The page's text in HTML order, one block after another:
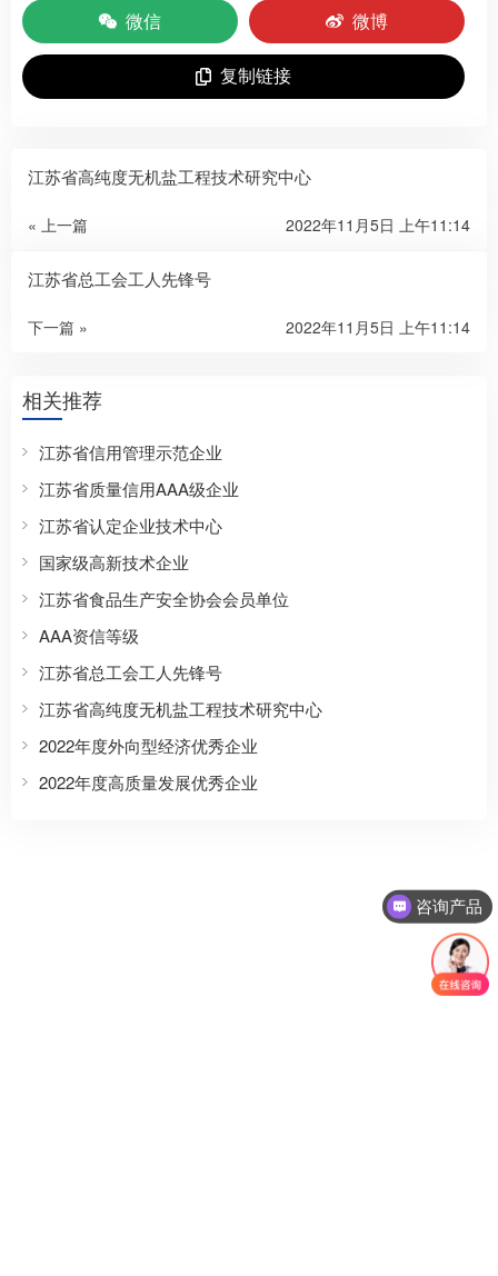
微信
微博
复制链接
江苏省高纯度无机盐工程技术研究中心
« 上一篇 2022年11月5日 上午11:14
江苏省总工会工人先锋号
下一篇 » 2022年11月5日 上午11:14
相关推荐
江苏省信用管理示范企业
江苏省质量信用AAA级企业
江苏省认定企业技术中心
国家级高新技术企业
江苏省食品生产安全协会会员单位
AAA资信等级
江苏省总工会工人先锋号
江苏省高纯度无机盐工程技术研究中心
2022年度外向型经济优秀企业
2022年度高质量发展优秀企业
咨询产品